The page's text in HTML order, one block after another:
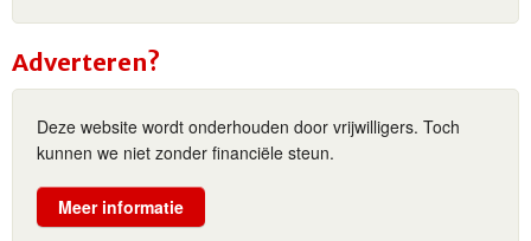
Adverteren?
Deze website wordt onderhouden door vrijwilligers. Toch
kunnen we niet zonder financiële steun.
Meer informatie